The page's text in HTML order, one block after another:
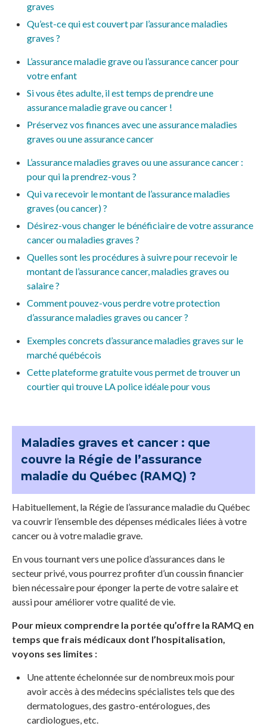
graves
Qu’est-ce qui est couvert par l’assurance maladies
graves ?
L’assurance maladie grave ou l’assurance cancer pour
votre enfant
Si vous êtes adulte, il est temps de prendre une
assurance maladie grave ou cancer !
Préservez vos finances avec une assurance maladies
graves ou une assurance cancer
L’assurance maladies graves ou une assurance cancer :
pour qui la prendrez-vous ?
Qui va recevoir le montant de l’assurance maladies
graves (ou cancer) ?
Désirez-vous changer le bénéficiaire de votre assurance
cancer ou maladies graves ?
Quelles sont les procédures à suivre pour recevoir le
montant de l’assurance cancer, maladies graves ou
salaire ?
Comment pouvez-vous perdre votre protection
d’assurance maladies graves ou cancer ?
Exemples concrets d’assurance maladies graves sur le
marché québécois
Cette plateforme gratuite vous permet de trouver un
courtier qui trouve LA police idéale pour vous
Maladies graves et cancer : que
couvre la Régie de l’assurance
maladie du Québec (RAMQ) ?
Habituellement, la Régie de l’assurance maladie du Québec
va couvrir l’ensemble des dépenses médicales liées à votre
cancer ou à votre maladie grave.
En vous tournant vers une police d’assurances dans le
secteur privé, vous pourrez profiter d’un coussin financier
bien nécessaire pour éponger la perte de votre salaire et
aussi pour améliorer votre qualité de vie.
Pour mieux comprendre la portée qu’offre la RAMQ en
temps que frais médicaux dont l’hospitalisation,
voyons ses limites :
Une attente échelonnée sur de nombreux mois pour
avoir accès à des médecins spécialistes tels que des
dermatologues, des gastro-entérologues, des
cardiologues, etc.